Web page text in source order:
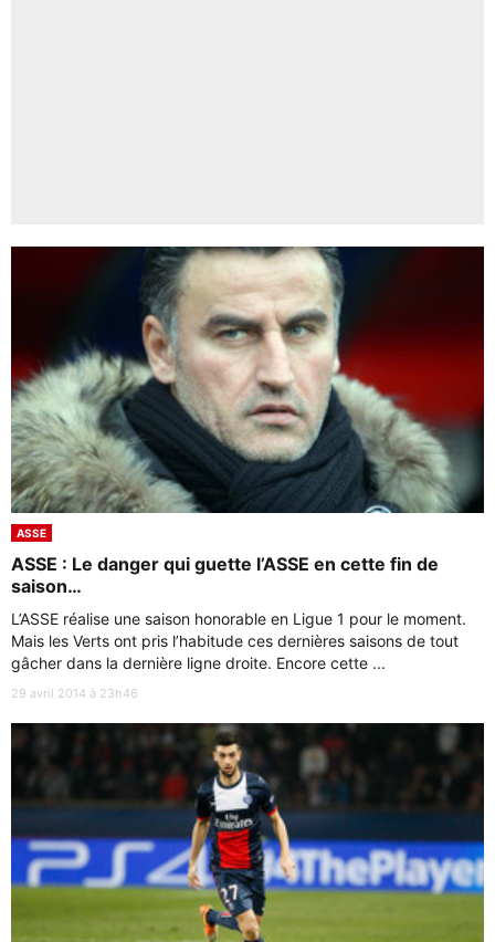
ASSE
ASSE : Le danger qui guette l’ASSE en cette fin de
saison…
L’ASSE réalise une saison honorable en Ligue 1 pour le moment.
Mais les Verts ont pris l’habitude ces dernières saisons de tout
gâcher dans la dernière ligne droite. Encore cette ...
29 avril 2014 à 23h46